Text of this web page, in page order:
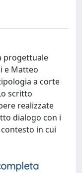
progettuale
e Matteo
a corte
scritto
realizzate
dialogo con i
in cui